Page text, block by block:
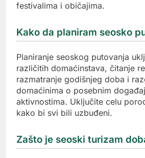
festivalima i običajima.
Kako da planiram seosko
Planiranje seoskog putovanja
različitih domaćinstava, čitanje
razmatranje godišnjeg doba i
domaćinima o posebnim
aktivnostima. Uključite celu
kako bi svi bili uzbuđeni.
Zašto je seoski turizam